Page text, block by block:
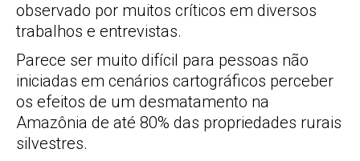
observado por muitos críticos em diversos
trabalhos e entrevistas.
Parece ser muito difícil para pessoas não
iniciadas em cenários cartográficos perceber
os efeitos de um desmatamento na
Amazônia de até 80% das propriedades rurais
silvestres.